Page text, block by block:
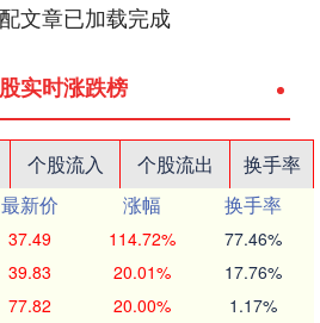
文章已加载完成
实时涨跌榜
个股流入 个股流出
换手率
最新价 涨幅
换手率
37.49 114.72% 77.46%
39.83 20.01% 17.76%
77.82 20.00% 1.17%